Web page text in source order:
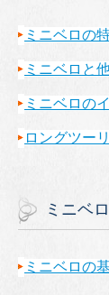
ミニベロの
ミニベロと
ミニベロの
ロングツー
ミニベ
ミニベロの